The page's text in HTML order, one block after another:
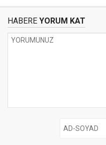
HABERE YORUM KAT